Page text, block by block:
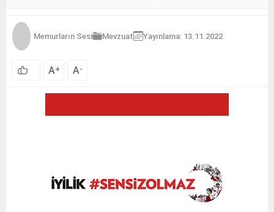
Memurların Sesi Mevzuat Yayınlama: 13.11.2022
A+ A-